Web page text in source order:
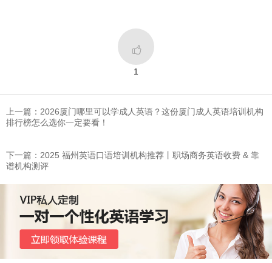

1
上一篇：2026厦门哪里可以学成人英语？这份厦门成人英语培训机构
排行榜怎么选你一定要看！
下一篇：2025 福州英语口语培训机构推荐丨职场商务英语收费 & 靠
谱机构测评